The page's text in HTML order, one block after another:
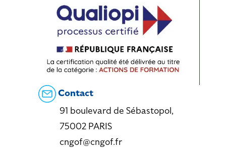
Contact
91 boulevard de Sébastopol,
75002 PARIS
cngof@cngof.fr